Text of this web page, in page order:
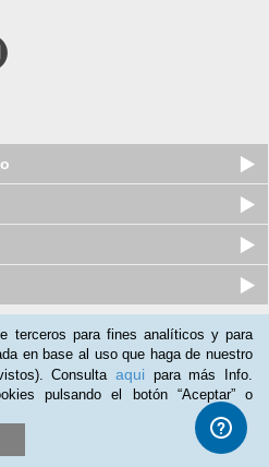
(23-01-2020)
más actividades prácticas
12-2019)
terceros para fines analíticos y para
en base al uso que haga de nuestro
Consulta aqui para más Info.
pulsando el botón “Aceptar” o